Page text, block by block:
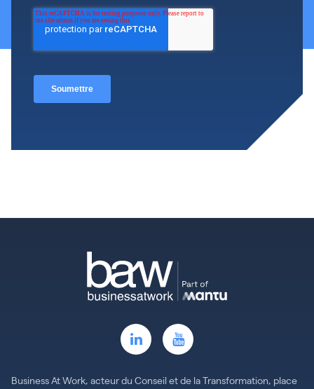
Business At Work, acteur du Conseil et de la Transformation, place